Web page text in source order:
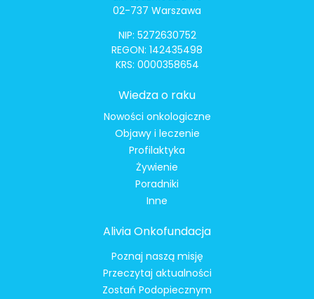
02-737 Warszawa
NIP: 5272630752
REGON: 142435498
KRS: 0000358654
Wiedza o raku
Nowości onkologiczne
Objawy i leczenie
Profilaktyka
Żywienie
Poradniki
Inne
Alivia Onkofundacja
Poznaj naszą misję
Przeczytaj aktualności
Zostań Podopiecznym